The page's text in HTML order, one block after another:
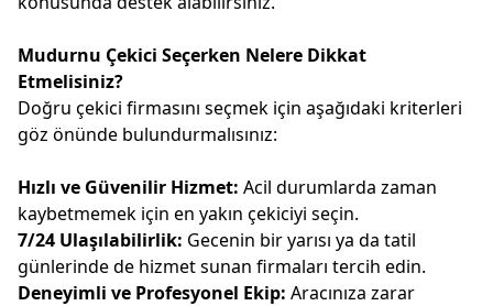
Mudurnu Çekici Seçerken Nelere Dikkat
Etmelisiniz?
Doğru çekici firmasını seçmek için aşağıdaki kriterleri
göz önünde bulundurmalısınız:
Hızlı ve Güvenilir Hizmet: Acil durumlarda zaman
kaybetmemek için en yakın çekiciyi seçin.
7/24 Ulaşılabilirlik: Gecenin bir yarısı ya da tatil
günlerinde de hizmet sunan firmaları tercih edin.
Deneyimli ve Profesyonel Ekip: Aracınıza zarar